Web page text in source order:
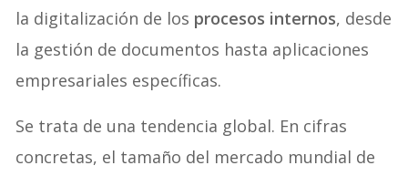
la digitalización de los procesos internos, desde
la gestión de documentos hasta aplicaciones
empresariales específicas.
Se trata de una tendencia global. En cifras
concretas, el tamaño del mercado mundial de